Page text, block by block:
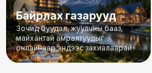
⛺
Байрлах газарууд
Зочид буудал, жуулчны бааз,
майхантай амралтуудыг
онлайнаар эндээс захиалаарай